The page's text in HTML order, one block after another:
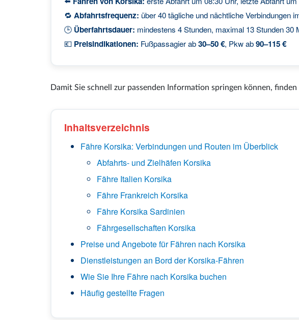
🔁 Abfahrtsfrequenz: über 40 tägliche und nächtliche Verbindungen
🕒 Überfahrtsdauer: mindestens 4 Stunden, maximal 13 Stunden 30
💶 Preisindikationen: Fußpassagier ab30–50 €, Pkw ab90–115 €
Damit Sie schnell zur passenden Information springen können,
Inhaltsverzeichnis
Fähre Korsika: Verbindungen und Routen im Überblick
Abfahrts- und Zielhäfen Korsika
Fähre Italien Korsika
Fähre Frankreich Korsika
Fähre Korsika Sardinien
Fährgesellschaften Korsika
Preise und Angebote für Fähren nach Korsika
Dienstleistungen an Bord der Korsika-Fähren
Wie Sie Ihre Fähre nach Korsika buchen
Häufig gestellte Fragen